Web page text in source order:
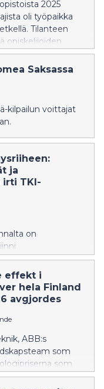
2025
oli työpaikka
Tilanteen
opiskelijoiden
lisäämällä
Saksassa
kilpailun voittajat
ja
irti TKI-
on
, kehitys- ja
osuudesta
effekt i
hela Finland
avgjordes
ABB:s
som
som
föreningen i